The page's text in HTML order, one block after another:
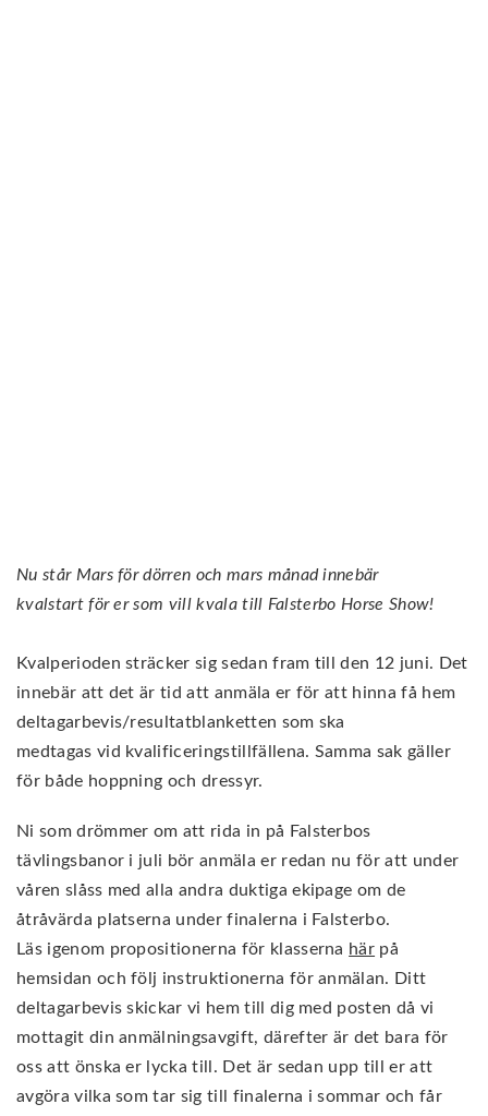
Nu står Mars för dörren och mars månad innebär
kvalstart för er som vill kvala till Falsterbo Horse Show!
Kvalperioden sträcker sig sedan fram till den 12 juni. Det
innebär att det är tid att anmäla er för att hinna få hem
deltagarbevis/resultatblanketten som ska
medtagas vid kvalificeringstillfällena. Samma sak gäller
för både hoppning och dressyr.
Ni som drömmer om att rida in på Falsterbos
tävlingsbanor i juli bör anmäla er redan nu för att under
våren slåss med alla andra duktiga ekipage om de
åtråvärda platserna under finalerna i Falsterbo.
Läs igenom propositionerna för klasserna här på
hemsidan och följ instruktionerna för anmälan. Ditt
deltagarbevis skickar vi hem till dig med posten då vi
mottagit din anmälningsavgift, därefter är det bara för
oss att önska er lycka till. Det är sedan upp till er att
avgöra vilka som tar sig till finalerna i sommar och får